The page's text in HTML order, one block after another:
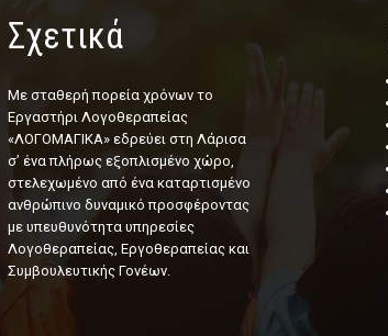
Σχετικά
Με σταθερή πορεία χρόνων το
Εργαστήρι Λογοθεραπείας
«ΛΟΓΟΜΑΓΙΚΑ» εδρεύει στη Λάρισα
σ’ ένα πλήρως εξοπλισμένο χώρο,
στελεχωμένο από ένα καταρτισμένο
ανθρώπινο δυναμικό προσφέροντας
με υπευθυνότητα υπηρεσίες
Λογοθεραπείας, Εργοθεραπείας και
Συμβουλευτικής Γονέων.